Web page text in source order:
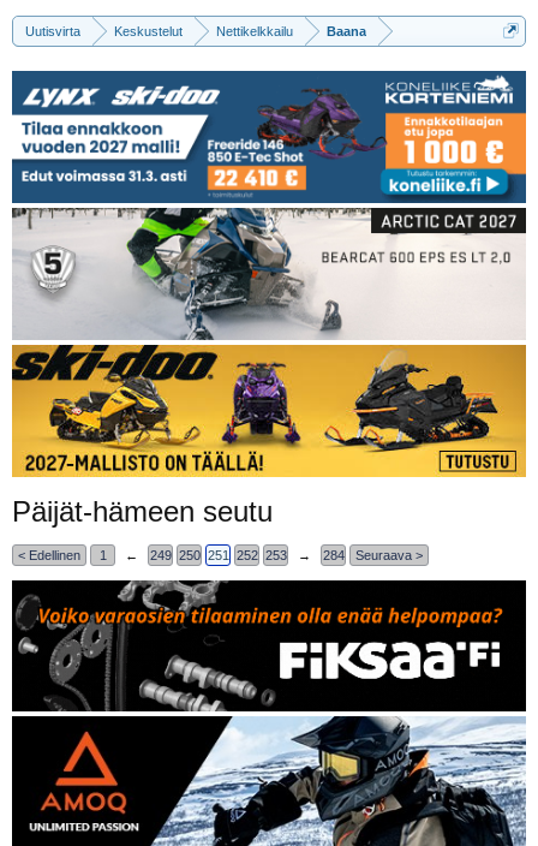
Uutisvirta Keskustelut Nettikelkkailu Baana
Päijät-hämeen seutu
< Edellinen 1 ← 249 250 251 252 253 → 284 Seuraava >